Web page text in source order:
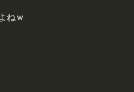
ねｗ